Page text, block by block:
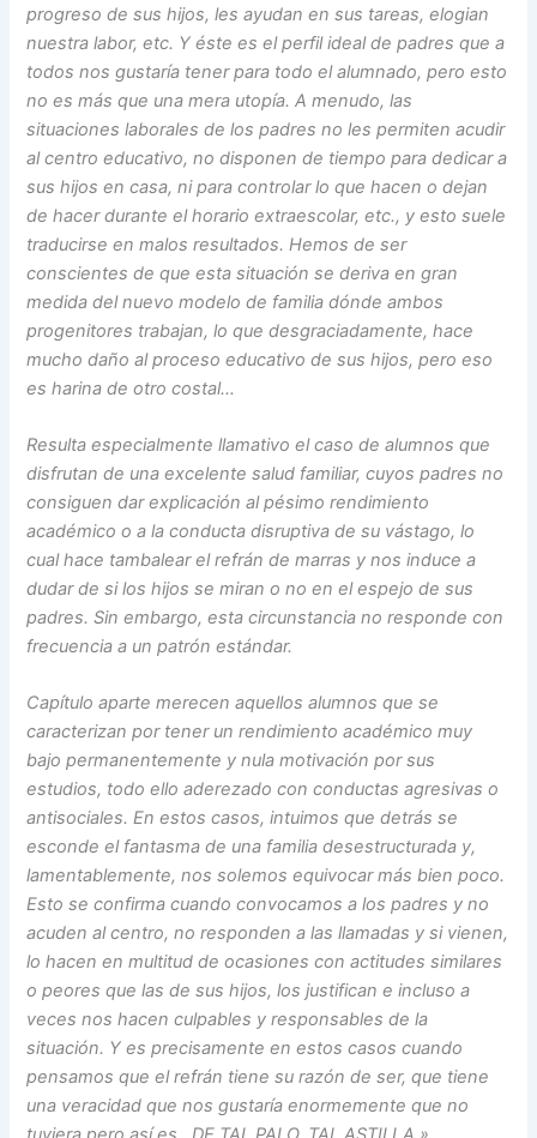
progreso de sus hijos, les ayudan en sus tareas, elogian
nuestra labor, etc. Y éste es el perfil ideal de padres que a
todos nos gustaría tener para todo el alumnado, pero esto
no es más que una mera utopía. A menudo, las
situaciones laborales de los padres no les permiten acudir
al centro educativo, no disponen de tiempo para dedicar a
sus hijos en casa, ni para controlar lo que hacen o dejan
de hacer durante el horario extraescolar, etc., y esto suele
traducirse en malos resultados. Hemos de ser
conscientes de que esta situación se deriva en gran
medida del nuevo modelo de familia dónde ambos
progenitores trabajan, lo que desgraciadamente, hace
mucho daño al proceso educativo de sus hijos, pero eso
es harina de otro costal…
Resulta especialmente llamativo el caso de alumnos que
disfrutan de una excelente salud familiar, cuyos padres no
consiguen dar explicación al pésimo rendimiento
académico o a la conducta disruptiva de su vástago, lo
cual hace tambalear el refrán de marras y nos induce a
dudar de si los hijos se miran o no en el espejo de sus
padres. Sin embargo, esta circunstancia no responde con
frecuencia a un patrón estándar.
Capítulo aparte merecen aquellos alumnos que se
caracterizan por tener un rendimiento académico muy
bajo permanentemente y nula motivación por sus
estudios, todo ello aderezado con conductas agresivas o
antisociales. En estos casos, intuimos que detrás se
esconde el fantasma de una familia desestructurada y,
lamentablemente, nos solemos equivocar más bien poco.
Esto se confirma cuando convocamos a los padres y no
acuden al centro, no responden a las llamadas y si vienen,
lo hacen en multitud de ocasiones con actitudes similares
o peores que las de sus hijos, los justifican e incluso a
veces nos hacen culpables y responsables de la
situación. Y es precisamente en estos casos cuando
pensamos que el refrán tiene su razón de ser, que tiene
una veracidad que nos gustaría enormemente que no